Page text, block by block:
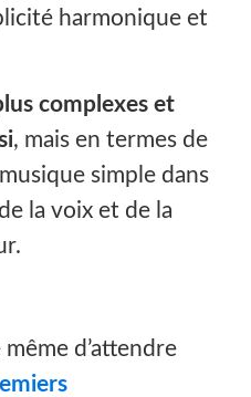
harmonique et
complexes et
, mais en termes de
simple dans
la voix et de la
d’attendre